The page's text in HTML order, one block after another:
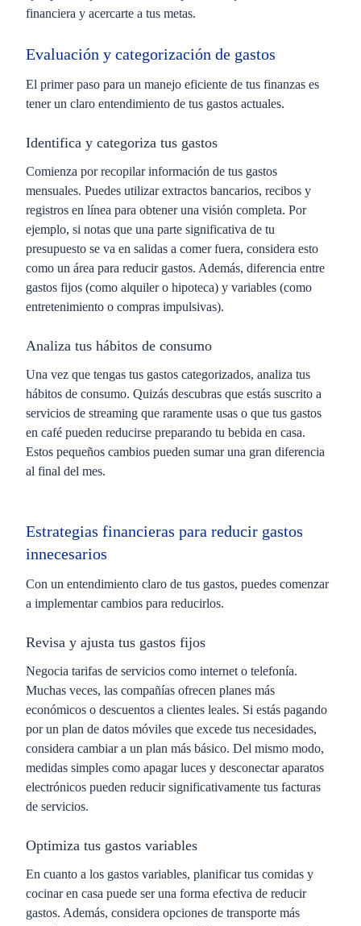
financiera y acercarte a tus metas.
Evaluación y categorización de gastos
El primer paso para un manejo eficiente de tus finanzas es
tener un claro entendimiento de tus gastos actuales.
Identifica y categoriza tus gastos
Comienza por recopilar información de tus gastos
mensuales. Puedes utilizar extractos bancarios, recibos y
registros en línea para obtener una visión completa. Por
ejemplo, si notas que una parte significativa de tu
presupuesto se va en salidas a comer fuera, considera esto
como un área para reducir gastos. Además, diferencia entre
gastos fijos (como alquiler o hipoteca) y variables (como
entretenimiento o compras impulsivas).
Analiza tus hábitos de consumo
Una vez que tengas tus gastos categorizados, analiza tus
hábitos de consumo. Quizás descubras que estás suscrito a
servicios de streaming que raramente usas o que tus gastos
en café pueden reducirse preparando tu bebida en casa.
Estos pequeños cambios pueden sumar una gran diferencia
al final del mes.
Estrategias financieras para reducir gastos
innecesarios
Con un entendimiento claro de tus gastos, puedes comenzar
a implementar cambios para reducirlos.
Revisa y ajusta tus gastos fijos
Negocia tarifas de servicios como internet o telefonía.
Muchas veces, las compañías ofrecen planes más
económicos o descuentos a clientes leales. Si estás pagando
por un plan de datos móviles que excede tus necesidades,
considera cambiar a un plan más básico. Del mismo modo,
medidas simples como apagar luces y desconectar aparatos
electrónicos pueden reducir significativamente tus facturas
de servicios.
Optimiza tus gastos variables
En cuanto a los gastos variables, planificar tus comidas y
cocinar en casa puede ser una forma efectiva de reducir
gastos. Además, considera opciones de transporte más